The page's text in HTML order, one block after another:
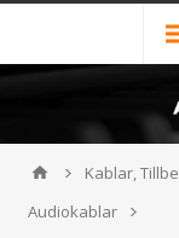
Kablar,
Audiokablar